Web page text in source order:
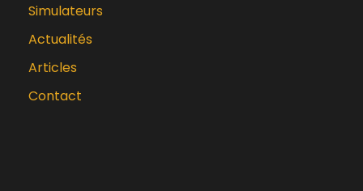
Simulateurs
Actualités
Articles
Contact